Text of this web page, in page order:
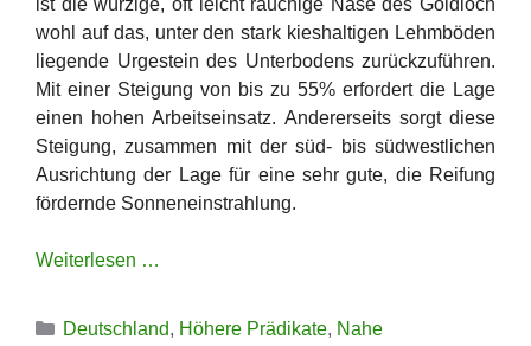
wohl auf das, unter den stark kieshaltigen Lehmböden
liegende Urgestein des Unterbodens zurückzuführen.
Mit einer Steigung von bis zu 55% erfordert die Lage
einen hohen Arbeitseinsatz. Andererseits sorgt diese
Steigung, zusammen mit der süd- bis südwestlichen
Ausrichtung der Lage für eine sehr gute, die Reifung
fördernde Sonneneinstrahlung.
Weiterlesen …
Kategorien
Deutschland, Höhere Prädikate, Nahe